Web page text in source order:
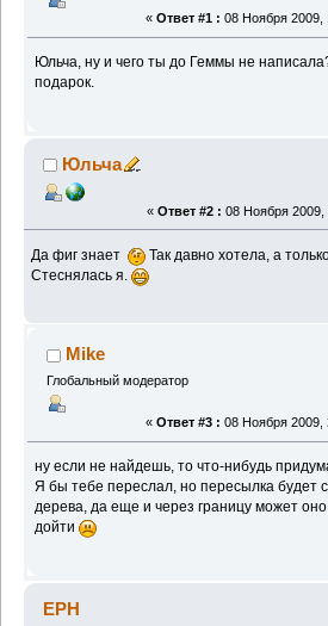
« Ответ #1 : 08 Ноября 2009,
Юльча, ну и чего ты до Геммы не
подарок.
Юльча
« Ответ #2 : 08 Ноября 2009,
Да фиг знает
Так давно хотела, а
Стеснялась я.
Mike
Глобальный модератор
« Ответ #3 : 08 Ноября 2009,
ну если не найдешь, то что-нибудь
Я бы тебе переслал, но пересылка будет
дерева, да еще и через границу может
дойти
EPH